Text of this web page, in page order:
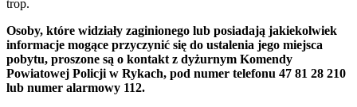
trop.
Osoby, które widziały zaginionego lub posiadają jakiekolwiek
informacje mogące przyczynić się do ustalenia jego miejsca
pobytu, proszone są o kontakt z dyżurnym Komendy
Powiatowej Policji w Rykach, pod numer telefonu 47 81 28 210
lub numer alarmowy 112.